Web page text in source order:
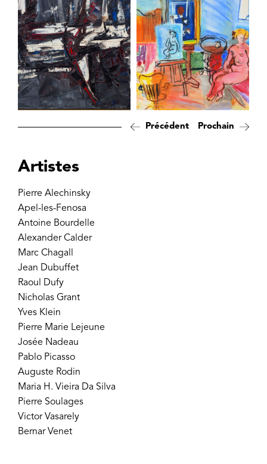
Précédent Prochain
Artistes
Pierre Alechinsky
Apel-les-Fenosa
Antoine Bourdelle
Alexander Calder
Marc Chagall
Jean Dubuffet
Raoul Dufy
Nicholas Grant
Yves Klein
Pierre Marie Lejeune
Josée Nadeau
Pablo Picasso
Auguste Rodin
Maria H. Vieira Da Silva
Pierre Soulages
Victor Vasarely
Bernar Venet